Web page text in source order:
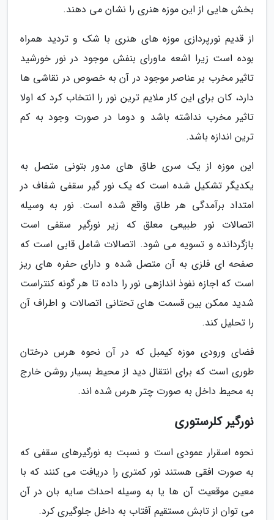
بخش هایی از این موزه هنری را نشان می دهند.
از قدیم نورپردازی موزه های هنری با شک و تردید همراه
بوده است زیرا اشعه ماورای بنفش موجود در نور خورشید
تاثیر مخرب بر عناصر موجود در آن به خصوص در نقاشی ها
دارد، کان برای این کار ملایم ترین نور را انتخاب کرد که اولا
تاثیر مخرب نداشته باشد و دوما در صورت وجود به کم
ترین اندازه باشد.
این موزه از یک سری طاق های مدور بتونی متصل به
یکدیگر تشکیل شده است که یک نور گیر سقفی شفاف در
امتداد برآمدگی هر طاق واقع شده است. نور به وسیله
اتصالات نور طبیعی معلق که زیر نورگیر سقفی است
بازگردانده و تسویه می شود. اتصالات شامل قابی است که
صفحه ای فلزی به آن متصل شده و دارای حفره های ریز
است که اجازه نفوذ اندازهی نور را داده تا هر گونه کنتراست
شدید ممکن بین قسمت های تحتانی اتصالات و اطراف آن
را تحلیل کند.
فضای ورودی موزه کیمبل که در آن نحوه هرس درختان
طوری است که برای انتقال دید از محیط بسیار روشن خارج
به محیط داخل به صورت چتر هرس شده اند.
نورگیر کلرستوری
نحوه اسقرار عمودی است و نسبت به نورگیرهای سقفی که
به صورت افقی هستند نور کمتری را دریافت می کنند که با
معین موقعیت آن ها یا به وسیله احداث سایه بان در آن
می توان از تابش مستقیم آفتاب به داخل جلوگیری کرد.